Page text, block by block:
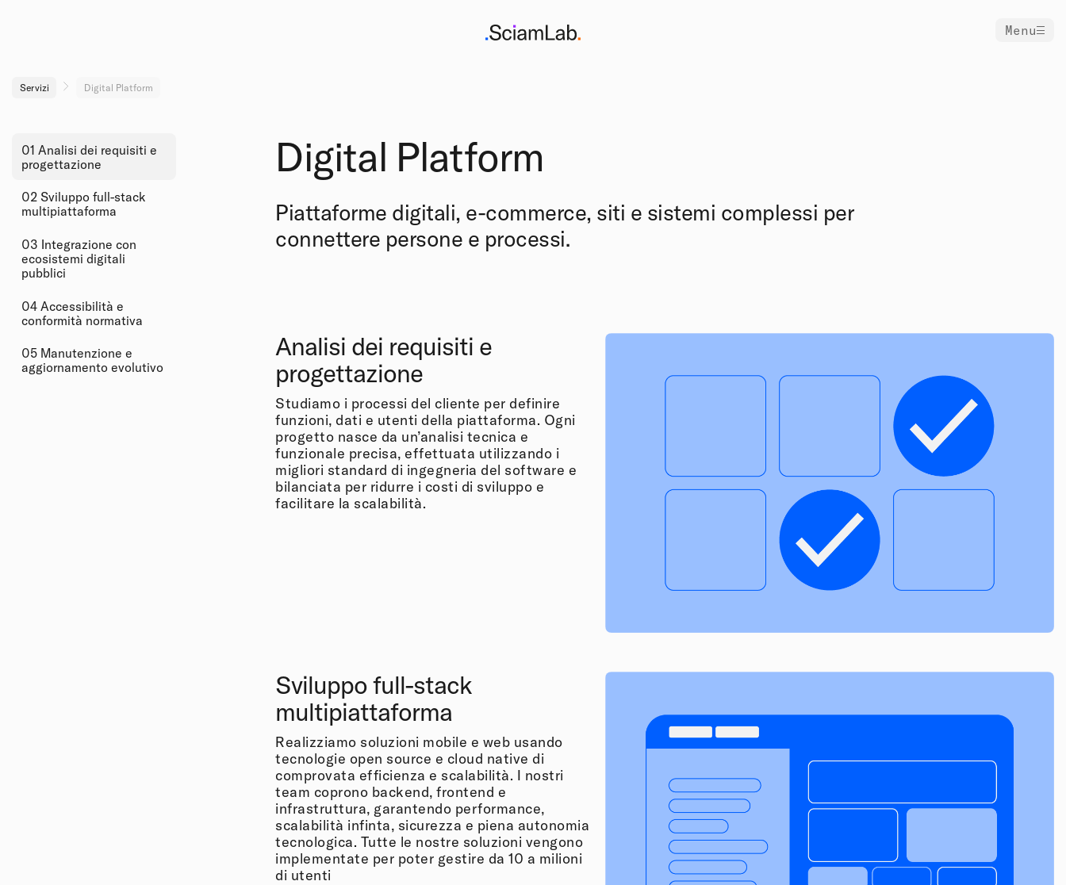
Menu
Servizi Digital Platform
01 Analisi dei requisiti e
progettazione
02 Sviluppo full-stack
multipiattaforma
03 Integrazione con
ecosistemi digitali
pubblici
04 Accessibilità e
conformità normativa
05 Manutenzione e
aggiornamento evolutivo
Digital Platform
Piattaforme digitali, e-commerce, siti e sistemi complessi per
connettere persone e processi.
Analisi dei requisiti e
progettazione
Studiamo i processi del cliente per definire
funzioni, dati e utenti della piattaforma. Ogni
progetto nasce da un’analisi tecnica e
funzionale precisa, effettuata utilizzando i
migliori standard di ingegneria del software e
bilanciata per ridurre i costi di sviluppo e
facilitare la scalabilità.
Sviluppo full-stack
multipiattaforma
Realizziamo soluzioni mobile e web usando
tecnologie open source e cloud native di
comprovata efficienza e scalabilità. I nostri
team coprono backend, frontend e
infrastruttura, garantendo performance,
scalabilità infinta, sicurezza e piena autonomia
tecnologica. Tutte le nostre soluzioni vengono
implementate per poter gestire da 10 a milioni
di utenti